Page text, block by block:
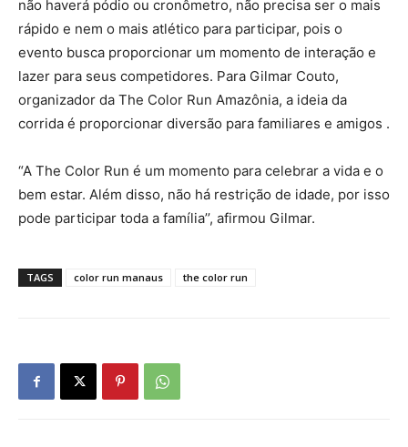
não haverá pódio ou cronômetro, não precisa ser o mais
rápido e nem o mais atlético para participar, pois o
evento busca proporcionar um momento de interação e
lazer para seus competidores. Para Gilmar Couto,
organizador da The Color Run Amazônia, a ideia da
corrida é proporcionar diversão para familiares e amigos .
“A The Color Run é um momento para celebrar a vida e o
bem estar. Além disso, não há restrição de idade, por isso
pode participar toda a família’’, afirmou Gilmar.
TAGS color run manaus the color run